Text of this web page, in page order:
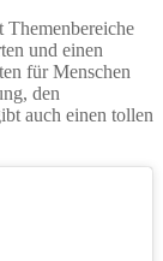
und einen
für Menschen
den
auch einen tollen